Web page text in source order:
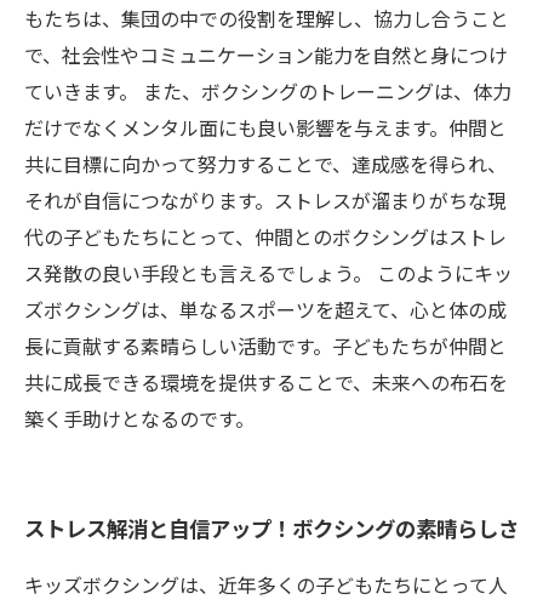
もたちは、集団の中での役割を理解し、協力し合うこと
で、社会性やコミュニケーション能力を自然と身につけ
ていきます。 また、ボクシングのトレーニングは、体力
だけでなくメンタル面にも良い影響を与えます。仲間と
共に目標に向かって努力することで、達成感を得られ、
それが自信につながります。ストレスが溜まりがちな現
代の子どもたちにとって、仲間とのボクシングはストレ
ス発散の良い手段とも言えるでしょう。 このようにキッ
ズボクシングは、単なるスポーツを超えて、心と体の成
長に貢献する素晴らしい活動です。子どもたちが仲間と
共に成長できる環境を提供することで、未来への布石を
築く手助けとなるのです。
ストレス解消と自信アップ！ボクシングの素晴らしさ
キッズボクシングは、近年多くの子どもたちにとって人